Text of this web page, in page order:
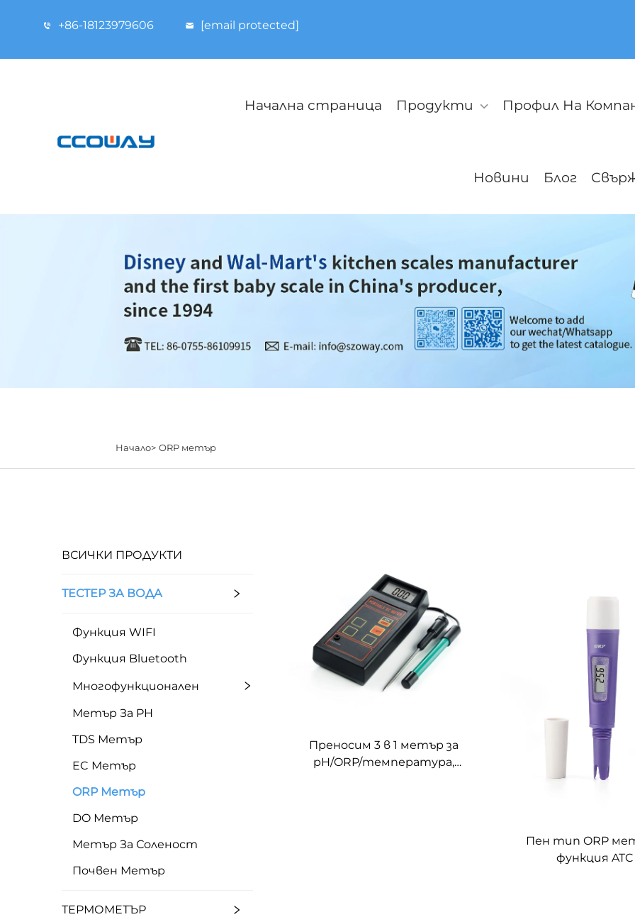
+86-18123979606 [email protected]
Начална страница Продукти Профил На
Новини Блог
Начало> ORP метър
ВСИЧКИ ПРОДУКТИ
ТЕСТЕР ЗА ВОДА
Функция WIFI
Функция Bluetooth
Многофункционален
Метър За PH
TDS Метър
EC Метър
ORP Метър
DO Метър
Метър За Соленост
Почвен Метър
ТЕРМОМЕТЪР
Преносим 3 в 1 метър за
pH/ORP/температура,
Пен тип ORP
функция ATC